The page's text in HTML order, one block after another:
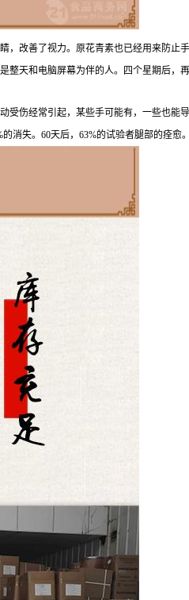
改善了视力。原花青素也已经用来防止手
天和电脑屏幕为伴的人。四个星期后，
伤经常引起，某些手可能有，一些也
消失。60天后，63%的试验者腿部的痊愈。